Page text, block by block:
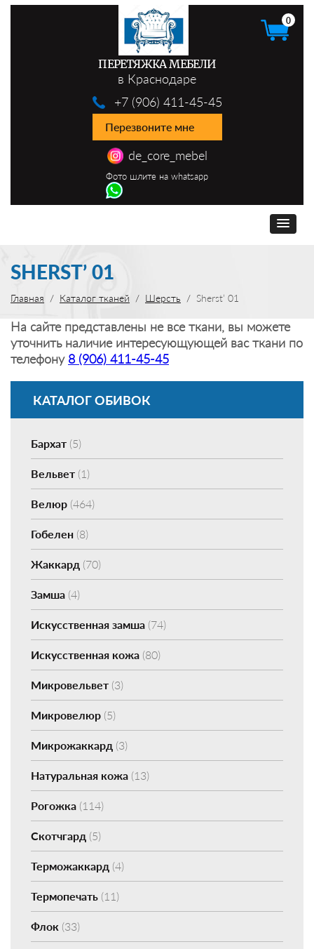
ПЕРЕТЯЖКА МЕБЕЛИ
в Краснодаре
de_core_mebel
Фото шлите на whatsapp
+7 (906) 411-45-45
Перезвоните мне
0
SHERST’ 01
Главная Каталог тканей Шерсть Sherst’ 01
На сайте представлены не все ткани, вы можете
уточнить наличие интересующующей вас ткани по
телефону 8 (906) 411-45-45
КАТАЛОГ ОБИВОК
Бархат (5)
Вельвет (1)
Велюр (464)
Гобелен (8)
Жаккард (70)
Замша (4)
Искусственная замша (74)
Искусственная кожа (80)
Микровельвет (3)
Микровелюр (5)
Микрожаккард (3)
Натуральная кожа (13)
Рогожка (114)
Скотчгард (5)
Терможаккард (4)
Термопечать (11)
Флок (33)